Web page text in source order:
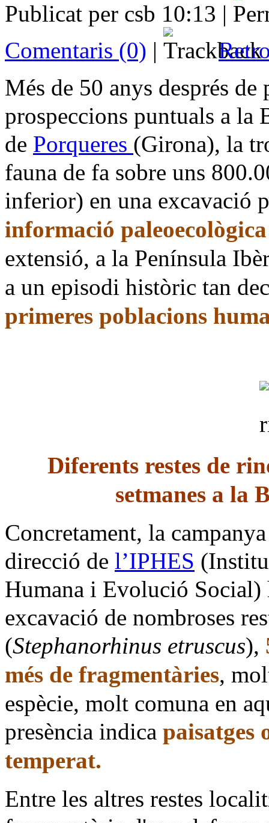
Publicat per csb 10:13 |
Comentaris (0) |
Més de 50 anys després
prospeccions puntuals a
de Porqueres (Girona), la
fauna de fa sobre uns
inferior) en una excavació
informació paleoecològica
extensió, a la Península
a un episodi històric tan
primeres poblacions
Diferents restes de
setmanes a la
Concretament, la
direcció de l’IPHES
Humana i Evolució Social)
excavació de nombroses
(Stephanorhinus etruscus),
més de fragmentàries,
espècie, molt comuna en
presència indica paisatges
temperat.
Entre les altres restes